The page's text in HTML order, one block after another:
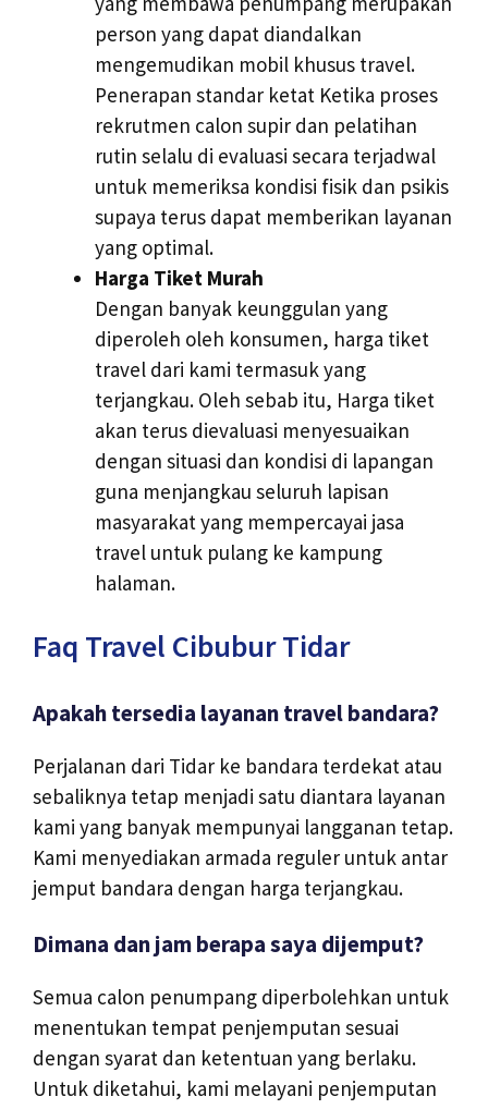
person yang dapat diandalkan
mengemudikan mobil khusus travel.
Penerapan standar ketat Ketika proses
rekrutmen calon supir dan pelatihan
rutin selalu di evaluasi secara terjadwal
untuk memeriksa kondisi fisik dan psikis
supaya terus dapat memberikan layanan
yang optimal.
Harga Tiket Murah
Dengan banyak keunggulan yang
diperoleh oleh konsumen, harga tiket
travel dari kami termasuk yang
terjangkau. Oleh sebab itu, Harga tiket
akan terus dievaluasi menyesuaikan
dengan situasi dan kondisi di lapangan
guna menjangkau seluruh lapisan
masyarakat yang mempercayai jasa
travel untuk pulang ke kampung
halaman.
Faq Travel Cibubur Tidar
Apakah tersedia layanan travel bandara?
Perjalanan dari Tidar ke bandara terdekat atau
sebaliknya tetap menjadi satu diantara layanan
kami yang banyak mempunyai langganan tetap.
Kami menyediakan armada reguler untuk antar
jemput bandara dengan harga terjangkau.
Dimana dan jam berapa saya dijemput?
Semua calon penumpang diperbolehkan untuk
menentukan tempat penjemputan sesuai
dengan syarat dan ketentuan yang berlaku.
Untuk diketahui, kami melayani penjemputan